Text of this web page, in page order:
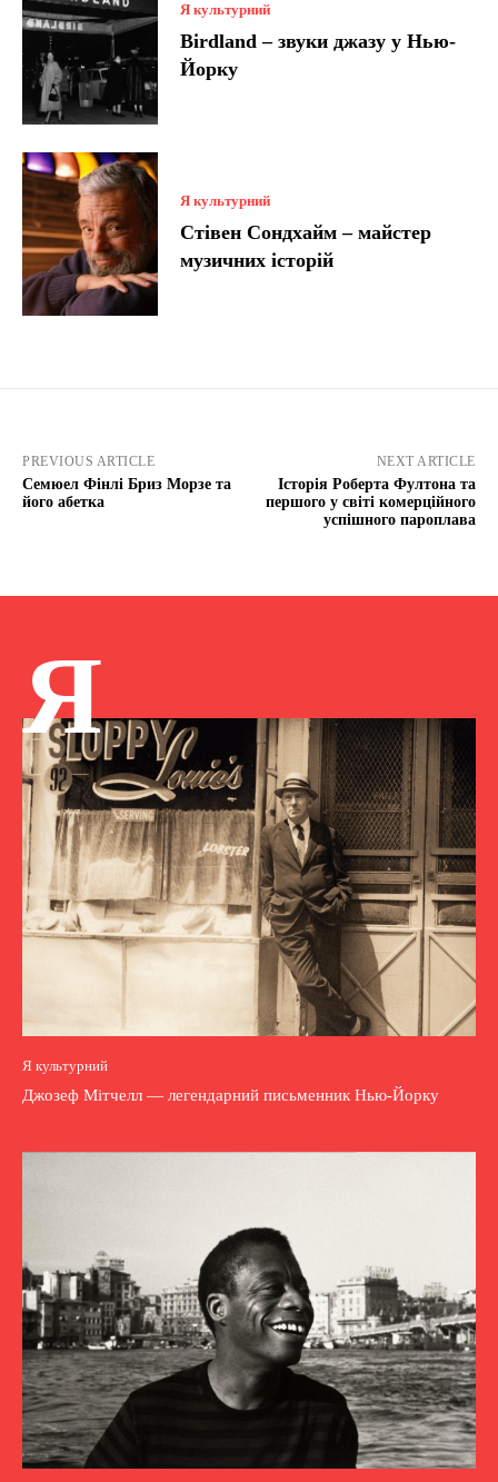
Я культурний
Birdland – звуки джазу у Нью-
Йорку
Я культурний
Стівен Сондхайм – майстер
музичних історій
PREVIOUS ARTICLE
Семюел Фінлі Бриз Морзе та
його абетка
NEXT ARTICLE
Історія Роберта Фултона та
першого у світі комерційного
успішного пароплава
Я
Я культурний
Джозеф Мітчелл — легендарний письменник Нью-Йорку